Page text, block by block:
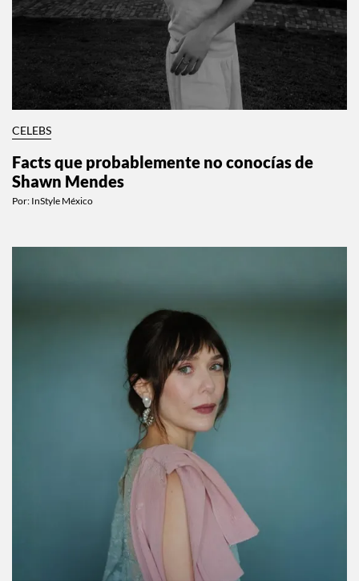
CELEBS
Facts que probablemente no conocías de
Shawn Mendes
Por: InStyle México